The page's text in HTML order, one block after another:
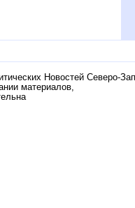
Новостей Северо-
материалов,